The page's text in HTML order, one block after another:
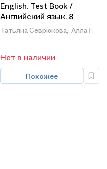
English. Test Book /
Английский язык. 8
класс: тесты
Татьяна Севрюкова, Алла
Нет в наличии
Похожее